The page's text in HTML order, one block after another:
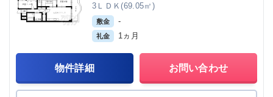
3ＬＤＫ(69.05㎡)
敷金 -
礼金 1ヵ月
物件詳細 お問い合わせ